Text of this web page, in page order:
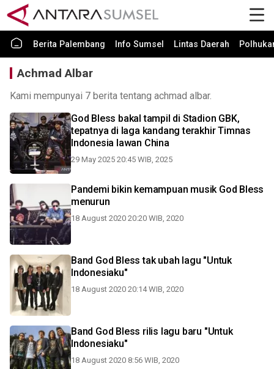
Berita Palembang Info Sumsel Lintas Daerah
Achmad Albar
Kami mempunyai 7 berita tentang achmad albar.
God Bless bakal tampil di Stadion GBK,
tepatnya di laga kandang terakhir Timnas
Indonesia lawan China
29 May 2025 20:45 WIB, 2025
Pandemi bikin kemampuan musik God Bless
menurun
18 August 2020 20:20 WIB, 2020
Band God Bless tak ubah lagu "Untuk
Indonesiaku"
18 August 2020 20:14 WIB, 2020
Band God Bless rilis lagu baru "Untuk
Indonesiaku"
18 August 2020 8:56 WIB, 2020